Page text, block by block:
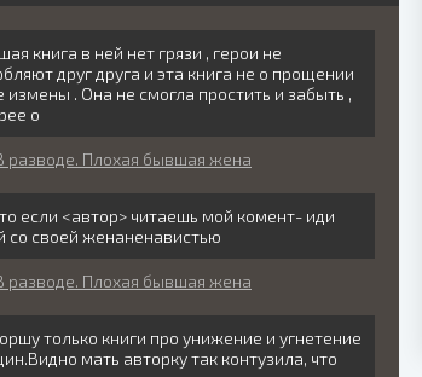
книга в ней нет грязи , герои не
друг друга и эта книга не о прощении
измены . Она не смогла простить и забыть ,
о
разводе. Плохая бывшая жена
если <автор> читаешь мой комент- иди
со своей женаненавистью
разводе. Плохая бывшая жена
только книги про унижение и угнетение
мать авторку так контузила, что